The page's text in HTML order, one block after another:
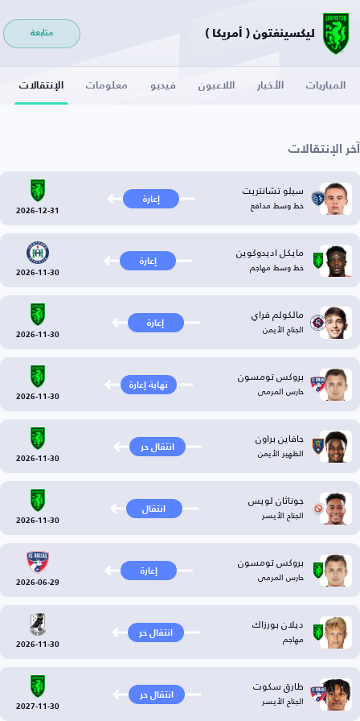
ليكسينغتون ( أمريكا ) متابعة
المباريات الأخبار اللاعبون فيديو معلومات الإنتقالات
آخر الإنتقالات
سيلو تشانتريت
خط وسط مدافع إعارة
2026-12-31
مايكل اديدوكوين
خط وسط مهاجم إعارة
2026-11-30
مالكولم فراي
الجناح الأيمن إعارة
2026-11-30
بروكس تومسون
حارس المرمى نهاية إعارة
2026-11-30
جافاين براون
الظهير الأيمن انتقال حر
2026-11-30
جوناثان لويس
الجناح الأيسر انتقال
2026-11-30
بروكس تومسون
حارس المرمى إعارة
2026-06-29
ديلان بورزاك
مهاجم انتقال حر
2026-11-30
طارق سكوت
الجناح الأيسر انتقال حر
2027-11-30